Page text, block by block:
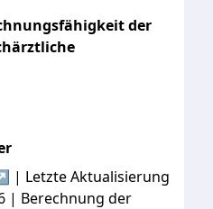
der
| Letzte Aktualisierung
| Berechnung der